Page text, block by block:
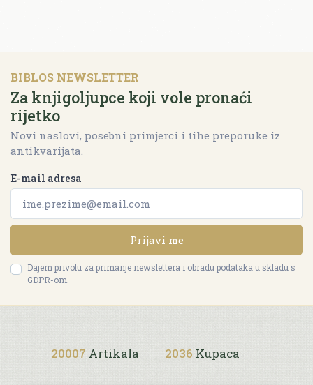
BIBLOS NEWSLETTER
Za knjigoljupce koji vole pronaći
rijetko
Novi naslovi, posebni primjerci i tihe preporuke iz
antikvarijata.
E-mail adresa
Prijavi me
Dajem privolu za primanje newslettera i obradu podataka u skladu s
GDPR-om.
20007 Artikala 2036 Kupaca